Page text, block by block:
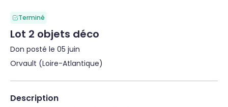
Terminé
Lot 2 objets déco
Don posté le 05 juin
Orvault (Loire-Atlantique)
Description